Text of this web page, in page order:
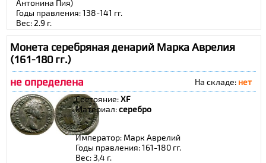
Антонина Пия)
Годы правления: 138-141 гг.
Вес: 2,9 г.
Монета серебряная денарий Марка Аврелия
(161-180 гг.)
не определена
На складе: нет
Состояние:XF
Материал:cеребро
Император: Марк Аврелий
Годы правления: 161-180 гг.
Вес: 3,4 г.